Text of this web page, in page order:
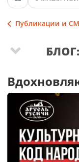
Публикации и